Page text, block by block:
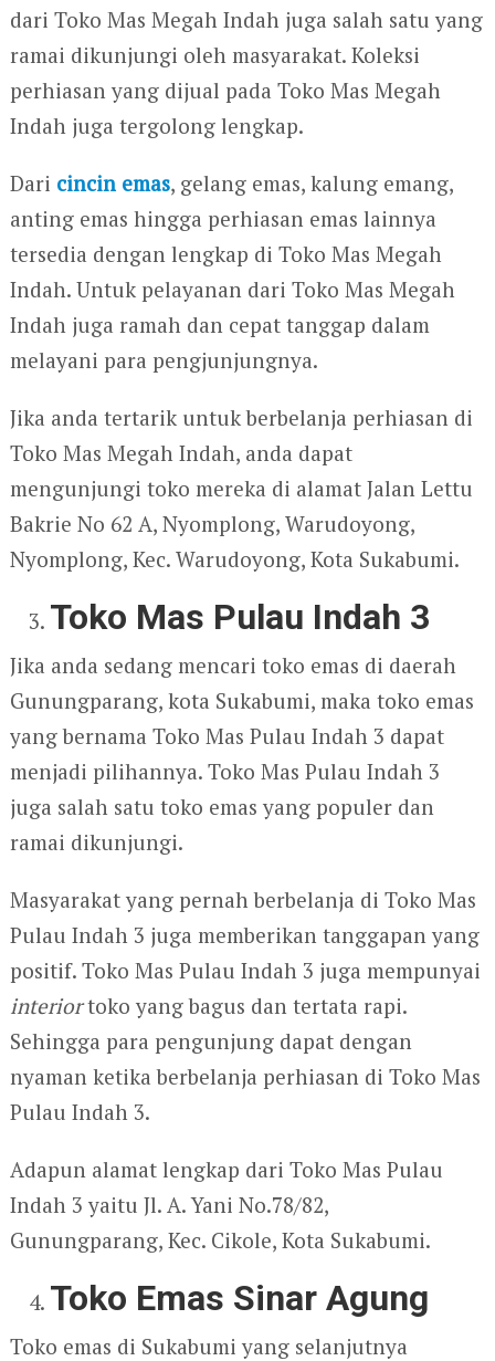
dari Toko Mas Megah Indah juga salah satu yang
ramai dikunjungi oleh masyarakat. Koleksi
perhiasan yang dijual pada Toko Mas Megah
Indah juga tergolong lengkap.
Dari cincin emas, gelang emas, kalung emang,
anting emas hingga perhiasan emas lainnya
tersedia dengan lengkap di Toko Mas Megah
Indah. Untuk pelayanan dari Toko Mas Megah
Indah juga ramah dan cepat tanggap dalam
melayani para pengjunjungnya.
Jika anda tertarik untuk berbelanja perhiasan di
Toko Mas Megah Indah, anda dapat
mengunjungi toko mereka di alamat Jalan Lettu
Bakrie No 62 A, Nyomplong, Warudoyong,
Nyomplong, Kec. Warudoyong, Kota Sukabumi.
Toko Mas Pulau Indah 3
Jika anda sedang mencari toko emas di daerah
Gunungparang, kota Sukabumi, maka toko emas
yang bernama Toko Mas Pulau Indah 3 dapat
menjadi pilihannya. Toko Mas Pulau Indah 3
juga salah satu toko emas yang populer dan
ramai dikunjungi.
Masyarakat yang pernah berbelanja di Toko Mas
Pulau Indah 3 juga memberikan tanggapan yang
positif. Toko Mas Pulau Indah 3 juga mempunyai
interiortoko yang bagus dan tertata rapi.
Sehingga para pengunjung dapat dengan
nyaman ketika berbelanja perhiasan di Toko Mas
Pulau Indah 3.
Adapun alamat lengkap dari Toko Mas Pulau
Indah 3 yaitu Jl. A. Yani No.78/82,
Gunungparang, Kec. Cikole, Kota Sukabumi.
Toko Emas Sinar Agung
Toko emas di Sukabumi yang selanjutnya